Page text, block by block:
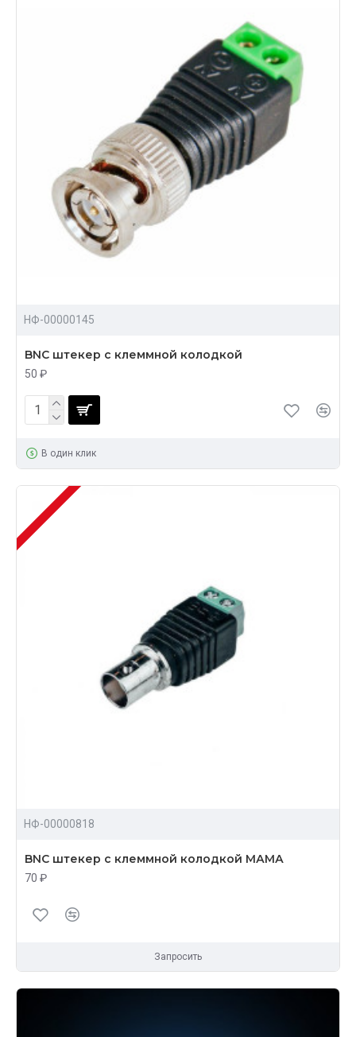
НФ-00000145
BNC штекер с клеммной колодкой
50 ₽
В один клик
НФ-00000818
BNC штекер с клеммной колодкой МАМА
70 ₽
Запросить